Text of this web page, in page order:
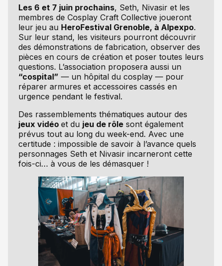
Les 6 et 7 juin prochains, Seth, Nivasir et les
membres de Cosplay Craft Collective joueront
leur jeu au HeroFestival Grenoble, à Alpexpo.
Sur leur stand, les visiteurs pourront découvrir
des démonstrations de fabrication, observer des
pièces en cours de création et poser toutes leurs
questions. L’association proposera aussi un
“cospital” — un hôpital du cosplay — pour
réparer armures et accessoires cassés en
urgence pendant le festival.
Des rassemblements thématiques autour des
jeux vidéo et du jeu de rôlesont également
prévus tout au long du week-end. Avec une
certitude : impossible de savoir à l’avance quels
personnages Seth et Nivasir incarneront cette
fois-ci… à vous de les démasquer !